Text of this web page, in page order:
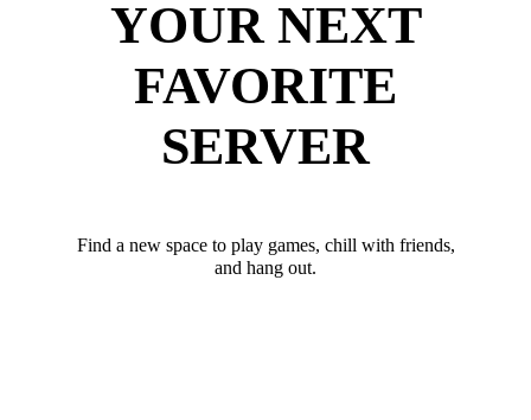
YOUR NEXT
FAVORITE
SERVER
Find a new space to play games, chill with friends,
and hang out.